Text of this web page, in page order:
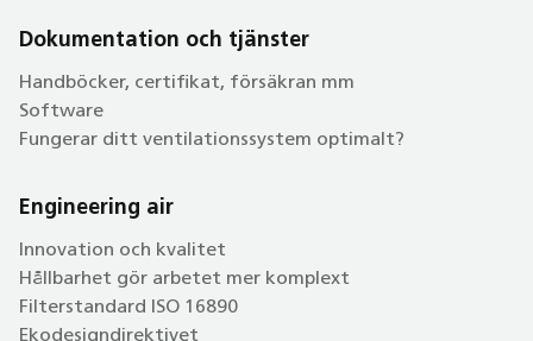
Dokumentation och tjänster
Handböcker, certifikat, försäkran mm
Software
Fungerar ditt ventilationssystem optimalt?
Engineering air
Innovation och kvalitet
Hållbarhet gör arbetet mer komplext
Filterstandard ISO 16890
Ekodesigndirektivet